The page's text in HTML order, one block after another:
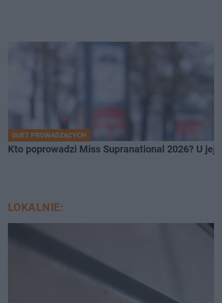
DUET PROWADZĄCYCH
Kto poprowadzi Miss Supranational 2026? U jej
LOKALNIE: